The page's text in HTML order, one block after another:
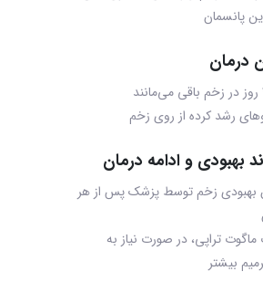
پانسمان
درمان
رشد کرده از روی زخم
بهبودی و ادامه درمان
بهبودی زخم توسط پزشک پس از هر
تراپی، در صورت نیاز به
بیشتر